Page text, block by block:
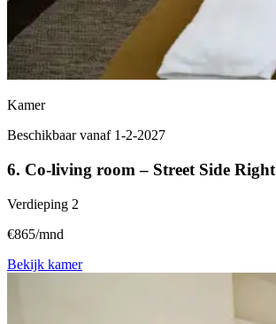
Kamer
Beschikbaar vanaf 1-2-2027
6. Co-living room – Street Side Right
Verdieping 2
€865/mnd
Bekijk kamer